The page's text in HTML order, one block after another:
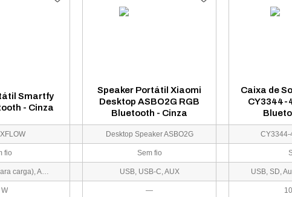
Smartfy
- Cinza
Speaker Portátil Xiaomi
Desktop ASBO2G RGB
Bluetooth - Cinza
Caixa de
CY3344-
Desktop Speaker ASBO2G CY3344-
fio Sem fio
USB, USB-C (para carga), Aux 3.5 mm, TF Card/MicroSD USB, USB-C, AUX
—